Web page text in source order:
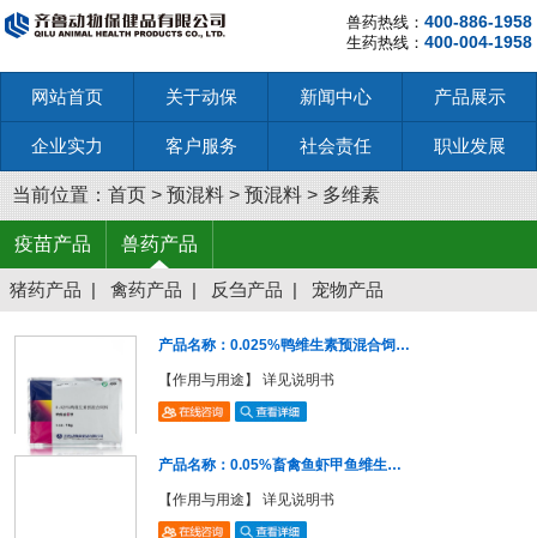
兽药热线： 400-886-1958
生药热线： 400-004-1958
网站首页 关于动保 新闻中心 产品展示
企业实力 客户服务 社会责任 职业发展
当前位置： 首页 > 预混料 > 预混料 > 多维素
疫苗产品 兽药产品
猪药产品 | 禽药产品 | 反刍产品 | 宠物产品
产品名称：0.025%鸭维生素预混合饲…
【作用与用途】 详见说明书
产品名称：0.05%畜禽鱼虾甲鱼维生…
【作用与用途】 详见说明书